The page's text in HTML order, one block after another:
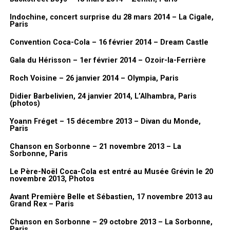
Indochine, concert surprise du 28 mars 2014 – La Cigale,
Paris
Convention Coca-Cola – 16 février 2014 – Dream Castle
Gala du Hérisson – 1er février 2014 – Ozoir-la-Ferrière
Roch Voisine – 26 janvier 2014 – Olympia, Paris
Didier Barbelivien, 24 janvier 2014, L’Alhambra, Paris
(photos)
Yoann Fréget – 15 décembre 2013 – Divan du Monde,
Paris
Chanson en Sorbonne – 21 novembre 2013 – La
Sorbonne, Paris
Le Père-Noël Coca-Cola est entré au Musée Grévin le 20
novembre 2013, Photos
Avant Première Belle et Sébastien, 17 novembre 2013 au
Grand Rex – Paris
Chanson en Sorbonne – 29 octobre 2013 – La Sorbonne,